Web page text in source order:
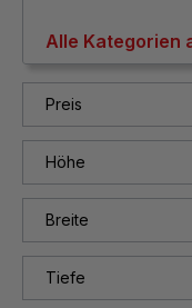
Alle Kategorien
Preis
Höhe
Breite
Tiefe